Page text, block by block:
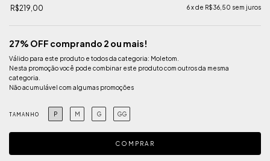
R$219,00 6x de R$36,50 sem juros
27% OFF comprando 2 ou mais!
Válido para este produto e todos da categoria: Moletom.
Nesta promoção você pode combinar este produto com outros da mesma
categoria.
Não acumulável com algumas promoções
TAMANHO P M G GG